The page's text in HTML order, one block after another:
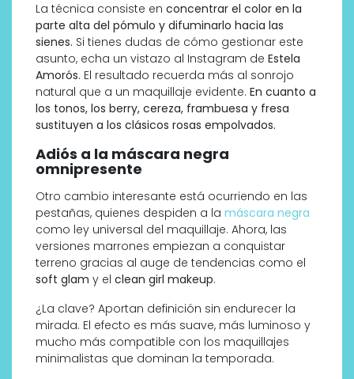
La técnica consiste en concentrar el color en la
parte alta del pómulo y difuminarlo hacia las
sienes. Si tienes dudas de cómo gestionar este
asunto, echa un vistazo al Instagram de Estela
Amorós. El resultado recuerda más al sonrojo
natural que a un maquillaje evidente. En cuanto a
los tonos, los berry, cereza, frambuesa y fresa
sustituyen a los clásicos rosas empolvados.
Adiós a la máscara negra
omnipresente
Otro cambio interesante está ocurriendo en las
pestañas, quienes despiden a la máscara negra
como ley universal del maquillaje. Ahora, las
versiones marrones empiezan a conquistar
terreno gracias al auge de tendencias como el
soft glam y el clean girl makeup.
¿La clave? Aportan definición sin endurecer la
mirada. El efecto es más suave, más luminoso y
mucho más compatible con los maquillajes
minimalistas que dominan la temporada.